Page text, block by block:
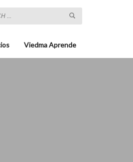
Viedma Aprende